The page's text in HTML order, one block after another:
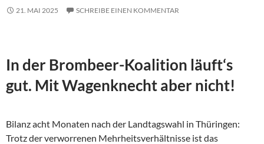
21. MAI 2025 SCHREIBE EINEN KOMMENTAR
In der Brombeer-Koalition läuft‘s
gut. Mit Wagenknecht aber nicht!
Bilanz acht Monaten nach der Landtagswahl in Thüringen:
Trotz der verworrenen Mehrheitsverhältnisse ist das